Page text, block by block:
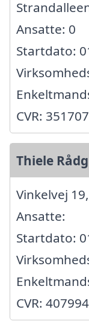
Ansatte: 0
Startdato:
CVR:
Thiele
Vinkelvej
Ansatte:
Startdato:
CVR: